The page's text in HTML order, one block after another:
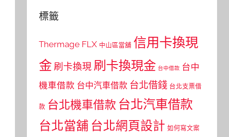
標籤
Thermage FLX 中山區當舖 信用卡換現
金 刷卡換現 刷卡換現金 台中借款 台中
機車借款 台中汽車借款 台北借錢 台北支票借
款 台北機車借款 台北汽車借款
台北當舖 台北網頁設計 如何寫文案